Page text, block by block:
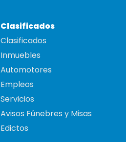
Clasificados
Clasificados
Inmuebles
Automotores
Empleos
Servicios
Avisos Fúnebres y Misas
Edictos